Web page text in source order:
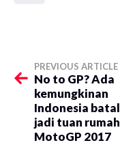
PREVIOUS ARTICLE
No to GP? Ada
kemungkinan
Indonesia batal
jadi tuan rumah
MotoGP 2017